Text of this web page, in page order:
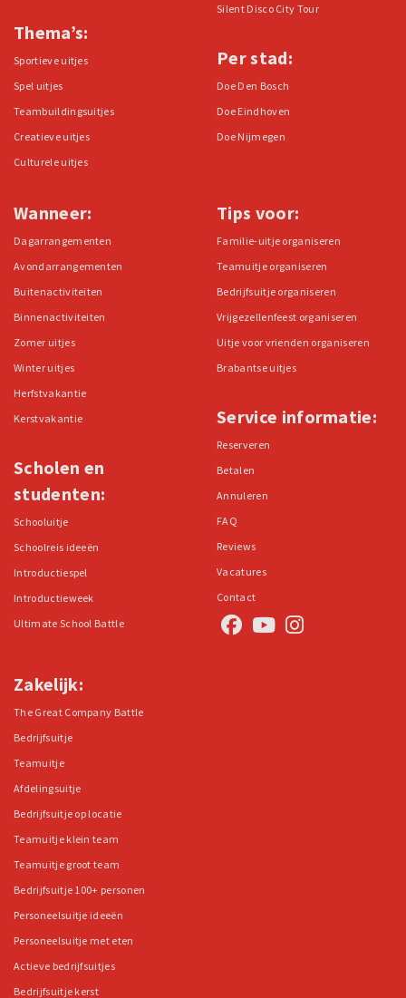
Thema’s:
Sportieve uitjes
Spel uitjes
Teambuildingsuitjes
Creatieve uitjes
Culturele uitjes
Silent Disco City Tour
Per stad:
Doe Den Bosch
Doe Eindhoven
Doe Nijmegen
Wanneer:
Dagarrangementen
Avondarrangementen
Buitenactiviteiten
Binnenactiviteiten
Zomer uitjes
Winter uitjes
Herfstvakantie
Kerstvakantie
Scholen en
studenten:
Schooluitje
Schoolreis ideeën
Introductiespel
Introductieweek
Ultimate School Battle
Tips voor:
Familie-uitje organiseren
Teamuitje organiseren
Bedrijfsuitje organiseren
Vrijgezellenfeest organiseren
Uitje voor vrienden organiseren
Brabantse uitjes
Service informatie:
Reserveren
Betalen
Annuleren
FAQ
Reviews
Vacatures
Contact
Zakelijk:
The Great Company Battle
Bedrijfsuitje
Teamuitje
Afdelingsuitje
Bedrijfsuitje op locatie
Teamuitje klein team
Teamuitje groot team
Bedrijfsuitje 100+ personen
Personeelsuitje ideeën
Personeelsuitje met eten
Actieve bedrijfsuitjes
Bedrijfsuitje kerst